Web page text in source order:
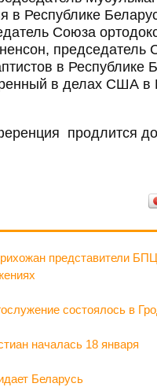
в Республике
Союза
председатель
в Республике
в делах США в
продлится
представители
состоялось в
началась 18 января
Беларусь